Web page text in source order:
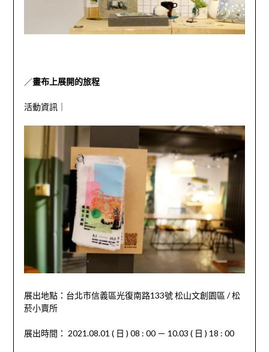
／畫布上展開的旅程
活動資訊｜
展出地點：台北市信義區光復南路133號 松山文創園區 /松
菸小賣所
展出時間： 2021.08.01 ( 日 ) 08 : 00 － 10.03 ( 日 ) 18 : 00